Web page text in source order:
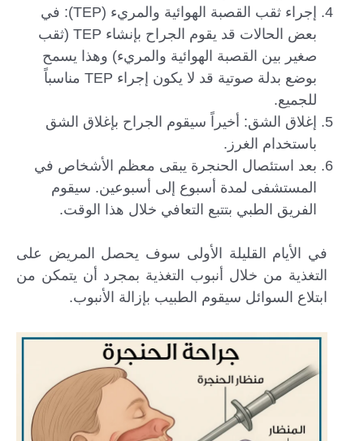
إجراء ثقب القصبة الهوائية والمريء (TEP): في
بعض الحالات قد يقوم الجراح بإنشاء TEP (ثقب
صغير بين القصبة الهوائية والمريء) وهذا يسمح
بوضع بدلة صوتية قد لا يكون إجراء TEP مناسباً
للجميع.
إغلاق الشق: أخيراً سيقوم الجراح بإغلاق الشق
باستخدام الغرز.
بعد استئصال الحنجرة يبقى معظم الأشخاص في
المستشفى لمدة أسبوع إلى أسبوعين. سيقوم
الفريق الطبي بتتبع التعافي خلال هذا الوقت.
في الأيام القليلة الأولى سوف يحصل المريض على
التغذية من خلال أنبوب التغذية بمجرد أن يتمكن من
ابتلاع السوائل سيقوم الطبيب بإزالة الأنبوب.